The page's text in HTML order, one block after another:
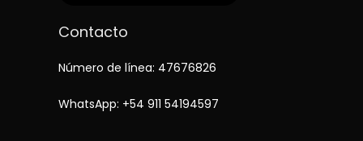
Contacto
Número de línea: 47676826
WhatsApp: +54 911 54194597